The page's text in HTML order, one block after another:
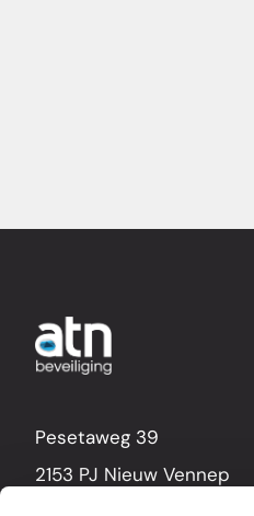
Pesetaweg 39
2153 PJ Nieuw Vennep